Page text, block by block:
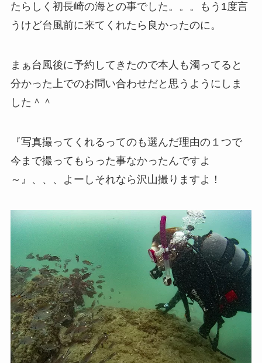
たらしく初長崎の海との事でした。。。もう1度言
うけど台風前に来てくれたら良かったのに。
まぁ台風後に予約してきたので本人も濁ってると
分かった上でのお問い合わせだと思うようにしま
した＾＾
『写真撮ってくれるってのも選んだ理由の１つで
今まで撮ってもらった事なかったんですよ
～』、、、よーしそれなら沢山撮りますよ！